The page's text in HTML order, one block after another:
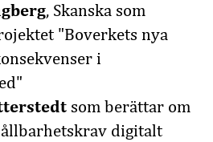
, Skanska som
"Boverkets nya
i
som berättar om
digitalt